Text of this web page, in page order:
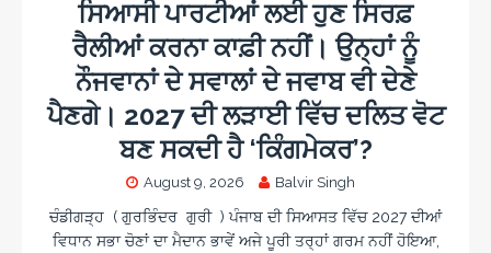
ਸਿਆਸੀ ਪਾਰਟੀਆਂ ਲਈ ਹੁਣ ਸਿਰਫ਼
ਰੈਲੀਆਂ ਕਰਨਾ ਕਾਫ਼ੀ ਨਹੀਂ। ਉਨ੍ਹਾਂ ਨੂੰ
ਨੌਜਵਾਨਾਂ ਦੇ ਸਵਾਲਾਂ ਦੇ ਜਵਾਬ ਵੀ ਦੇਣੇ
ਪੈਣਗੇ। 2027 ਦੀ ਲੜਾਈ ਵਿੱਚ ਦਲਿਤ ਵੋਟ
ਬਣ ਸਕਦੀ ਹੈ ‘ਕਿੰਗਮੇਕਰ’?
August 9, 2026 Balvir Singh
ਚੰਡੀਗੜ੍ਹ ( ਗੁਰਭਿੰਦਰ ਗੁਰੀ ) ਪੰਜਾਬ ਦੀ ਸਿਆਸਤ ਵਿੱਚ 2027 ਦੀਆਂ
ਵਿਧਾਨ ਸਭਾ ਚੋਣਾਂ ਦਾ ਮੈਦਾਨ ਭਾਵੇਂ ਅਜੇ ਪੂਰੀ ਤਰ੍ਹਾਂ ਗਰਮ ਨਹੀਂ ਹੋਇਆ,